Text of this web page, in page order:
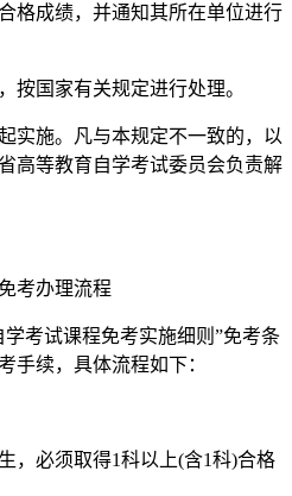
格成绩，并通知其所在单位进行
国家有关规定进行处理。
施。凡与本规定不一致的，以
高等教育自学考试委员会负责解
考办理流程
考试课程免考实施细则”免考条
手续，具体流程如下：
必须取得1科以上(含1科)合格